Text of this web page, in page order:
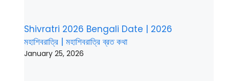
Shivratri 2026 Bengali Date | 2026
মহাশিবরাত্রি | মহাশিবরাত্রি ব্রত কথা
January 25, 2026